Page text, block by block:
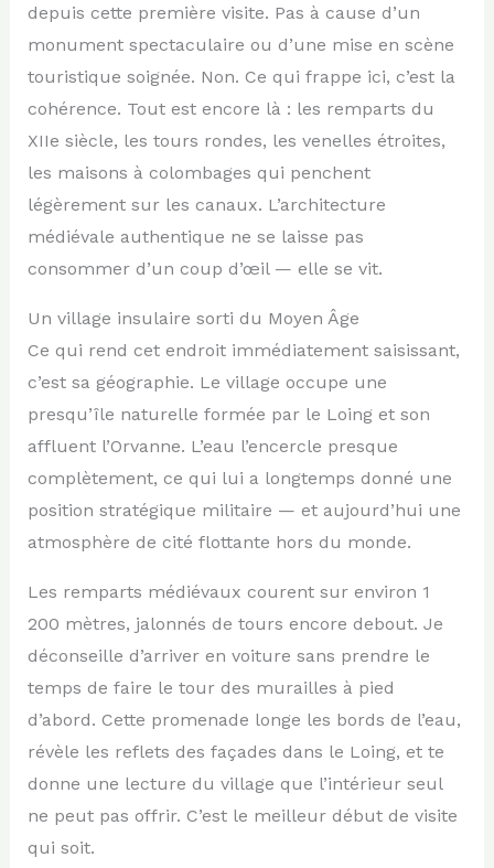
depuis cette première visite. Pas à cause d’un
monument spectaculaire ou d’une mise en scène
touristique soignée. Non. Ce qui frappe ici, c’est la
cohérence. Tout est encore là : les remparts du
XIIe siècle, les tours rondes, les venelles étroites,
les maisons à colombages qui penchent
légèrement sur les canaux. L’architecture
médiévale authentique ne se laisse pas
consommer d’un coup d’œil — elle se vit.
Un village insulaire sorti du Moyen Âge
Ce qui rend cet endroit immédiatement saisissant,
c’est sa géographie. Le village occupe une
presqu’île naturelle formée par le Loing et son
affluent l’Orvanne. L’eau l’encercle presque
complètement, ce qui lui a longtemps donné une
position stratégique militaire — et aujourd’hui une
atmosphère de cité flottante hors du monde.
Les remparts médiévaux courent sur environ 1
200 mètres, jalonnés de tours encore debout. Je
déconseille d’arriver en voiture sans prendre le
temps de faire le tour des murailles à pied
d’abord. Cette promenade longe les bords de l’eau,
révèle les reflets des façades dans le Loing, et te
donne une lecture du village que l’intérieur seul
ne peut pas offrir. C’est le meilleur début de visite
qui soit.